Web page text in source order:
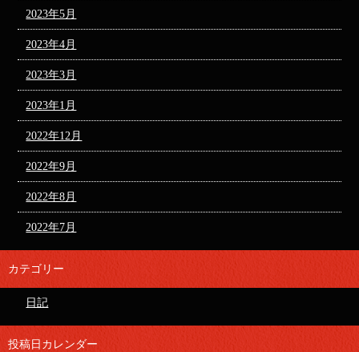
2023年5月
2023年4月
2023年3月
2023年1月
2022年12月
2022年9月
2022年8月
2022年7月
カテゴリー
日記
投稿日カレンダー